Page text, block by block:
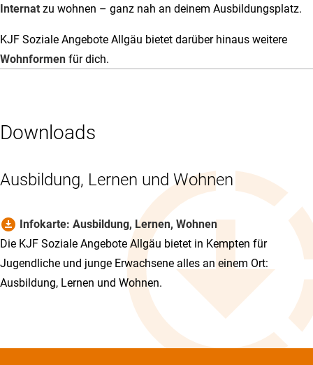
Internat zu wohnen – ganz nah an deinem Ausbildungsplatz.
KJF Soziale Angebote Allgäu bietet darüber hinaus weitere
Wohnformen für dich.
Downloads
Ausbildung, Lernen und Wohnen
download_for_offline Infokarte: Ausbildung, Lernen, Wohnen
Die KJF Soziale Angebote Allgäu bietet in Kempten für
Jugendliche und junge Erwachsene alles an einem Ort:
Ausbildung, Lernen und Wohnen.